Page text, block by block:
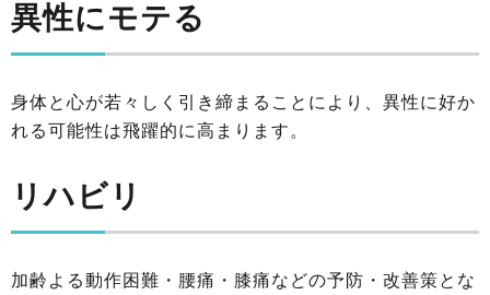
異性にモテる
身体と心が若々しく引き締まることにより、異性に好か
れる可能性は飛躍的に高まります。
リハビリ
加齢よる動作困難・腰痛・膝痛などの予防・改善策とな